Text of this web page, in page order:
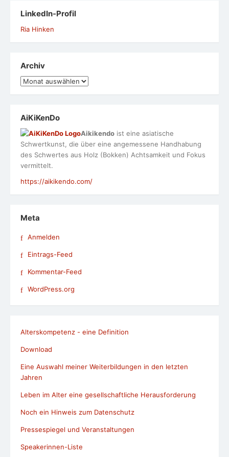
LinkedIn-Profil
Ria Hinken
Archiv
Archiv
AiKiKenDo
Aikikendo ist eine asiatische
Schwertkunst, die über eine angemessene Handhabung
des Schwertes aus Holz (Bokken) Achtsamkeit und Fokus
vermittelt.
https://aikikendo.com/
Meta
Anmelden
Eintrags-Feed
Kommentar-Feed
WordPress.org
Alterskompetenz - eine Definition
Download
Eine Auswahl meiner Weiterbildungen in den letzten
Jahren
Leben im Alter eine gesellschaftliche Herausforderung
Noch ein Hinweis zum Datenschutz
Pressespiegel und Veranstaltungen
Speakerinnen-Liste